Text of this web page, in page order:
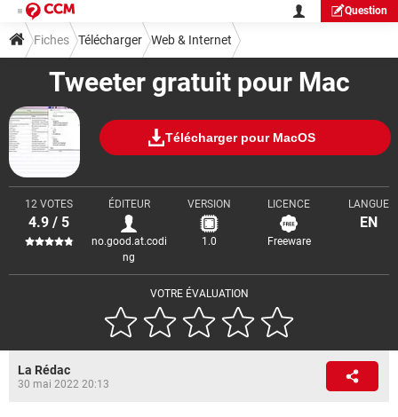
Question
Tweeter gratuit pour Mac
Télécharger pour MacOS
VOTRE ÉVALUATION
12 VOTES
4.9 / 5
ÉDITEUR
no.good.at.codi
ng
VERSION
1.0
LICENCE
Freeware
LANGUE
EN
Fiches Télécharger Web & Internet
La Rédac
30 mai 2022 20:13